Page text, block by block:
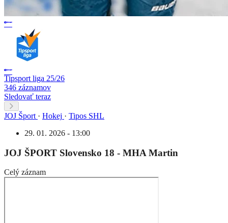
Tipsport liga 25/26
346 záznamov
Sledovať teraz
JOJ Šport · Hokej · Tipos SHL
29. 01. 2026 - 13:00
JOJ ŠPORT Slovensko 18 - MHA Martin
Celý záznam